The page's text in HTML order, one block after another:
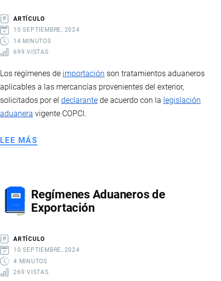
ARTÍCULO
10 SEPTIEMBRE, 2024
14 MINUTOS
699 VISTAS
Los regímenes de importación son tratamientos aduaneros
aplicables a las mercancías provenientes del exterior,
solicitados por el declarante de acuerdo con la legislación
aduanera vigente COPCI.
LEE MÁS
IMPORTACIÓN
Regímenes Aduaneros de
Exportación
ARTÍCULO
10 SEPTIEMBRE, 2024
4 MINUTOS
269 VISTAS